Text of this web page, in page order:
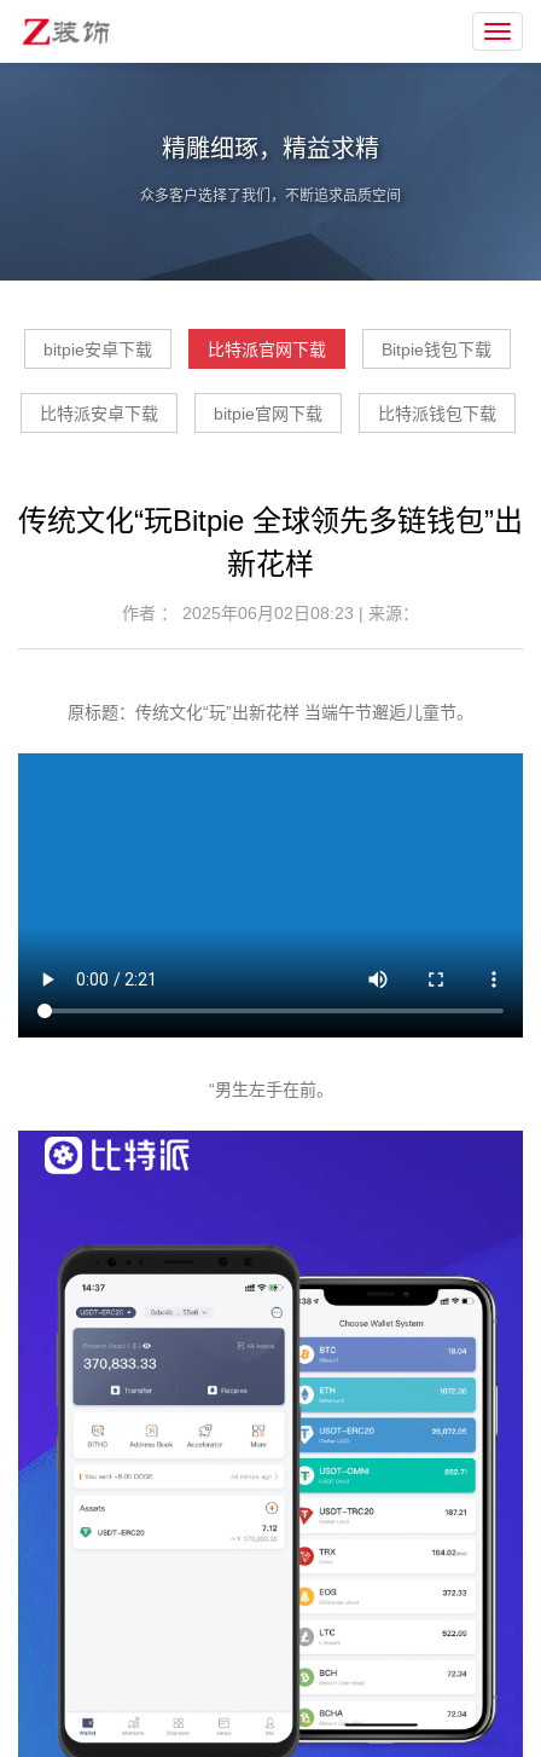
精雕细琢，精益求精
众多客户选择了我们，不断追求品质空间
bitpie安卓下载 比特派官网下载 Bitpie钱包下载
比特派安卓下载 bitpie官网下载 比特派钱包下载
传统文化“玩Bitpie 全球领先多链钱包”出
新花样
作者 ： 2025年06月02日08:23 | 来源：
原标题：传统文化“玩”出新花样 当端午节邂逅儿童节。
“男生左手在前。